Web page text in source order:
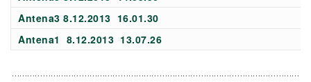
Antena3 8.12.2013 16.01.30
Antena1 8.12.2013 13.07.26
…………………………………………………………………………………………………